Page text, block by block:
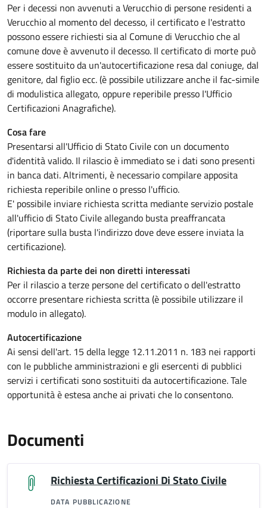
Per i decessi non avvenuti a Verucchio di persone residenti a
Verucchio al momento del decesso, il certificato e l'estratto
possono essere richiesti sia al Comune di Verucchio che al
comune dove è avvenuto il decesso. Il certificato di morte può
essere sostituito da un'autocertificazione resa dal coniuge, dal
genitore, dal figlio ecc. (è possibile utilizzare anche il fac-simile
di modulistica allegato, oppure reperibile presso l'Ufficio
Certificazioni Anagrafiche).
Cosa fare
Presentarsi all'Ufficio di Stato Civile con un documento
d'identità valido. Il rilascio è immediato se i dati sono presenti
in banca dati. Altrimenti, è necessario compilare apposita
richiesta reperibile online o presso l'ufficio.
E' possibile inviare richiesta scritta mediante servizio postale
all'ufficio di Stato Civile allegando busta preaffrancata
(riportare sulla busta l'indirizzo dove deve essere inviata la
certificazione).
Richiesta da parte dei non diretti interessati
Per il rilascio a terze persone del certificato o dell'estratto
occorre presentare richiesta scritta (è possibile utilizzare il
modulo in allegato).
Autocertificazione
Ai sensi dell'art. 15 della legge 12.11.2011 n. 183 nei rapporti
con le pubbliche amministrazioni e gli esercenti di pubblici
servizi i certificati sono sostituiti da autocertificazione. Tale
opportunità è estesa anche ai privati che lo consentono.
Documenti
Richiesta Certificazioni Di Stato Civile
DATA PUBBLICAZIONE